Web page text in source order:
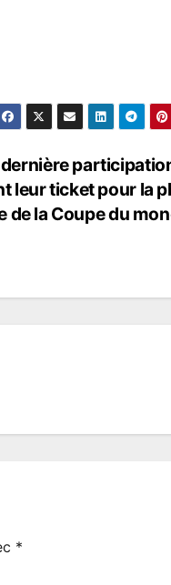
leur ticket pour la
de la Coupe du
*